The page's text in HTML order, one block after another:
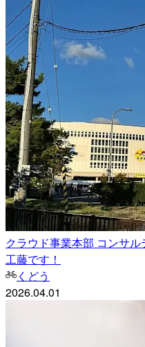
クラウド事業本部 コンサ
工藤です！
くどう
2026.04.01